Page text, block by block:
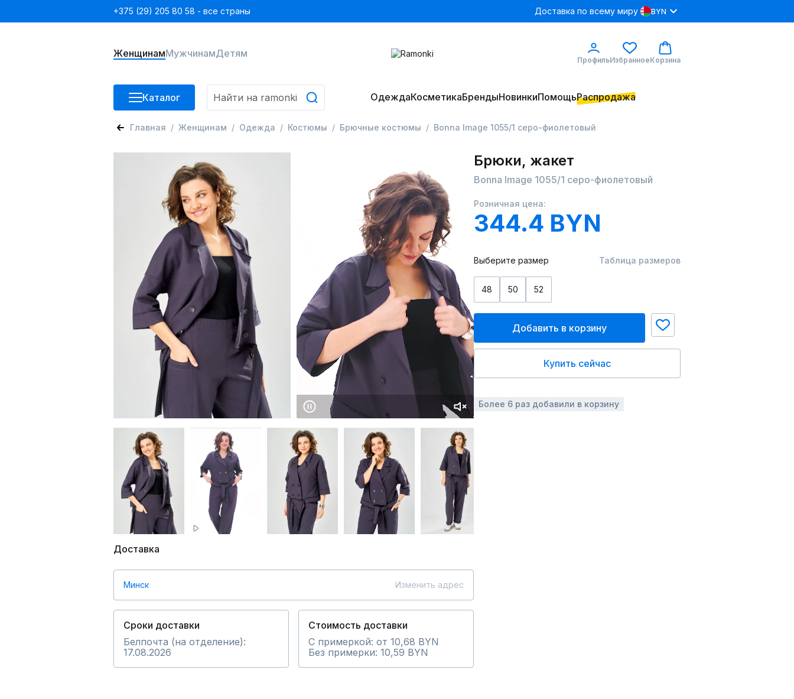
+375 (29) 205 80 58 - все страны Доставка по всему миру BYN
ЖенщинамМужчинамДетям
ПрофильИзбранноеКорзина
Каталог ОдеждаКосметикаБрендыНовинкиПомощьРаспродажа
Главная Женщинам Одежда Костюмы Брючные костюмы Bonna Image 1055/1 серо-фиолетовый
Доставка
Минск Изменить адрес
Сроки доставки
Белпочта (на отделение):
17.08.2026
Стоимость доставки
С примеркой: от 10,68 BYN
Без примерки: 10,59 BYN
Брюки, жакет
Bonna Image 1055/1 серо-фиолетовый
Розничная цена:
344.4 BYN
Выберите размер Таблица размеров
48 50 52
Добавить в корзину
Купить сейчас
Более 6 раз добавили в корзину